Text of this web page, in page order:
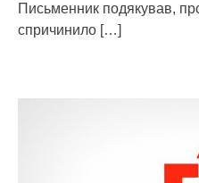
Письменник подякував,
спричинило […]